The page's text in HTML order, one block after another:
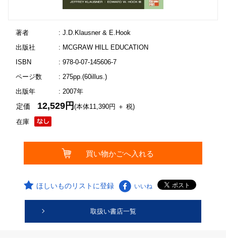
著者
: J.D.Klausner & E.Hook
出版社
: MCGRAW HILL EDUCATION
ISBN
: 978-0-07-145606-7
ページ数
: 275pp.(60illus.)
出版年
: 2007年
在庫
定価 12,529円(本体11,390円 ＋ 税)
ほしいものリストに登録 いいね
取扱い書店一覧